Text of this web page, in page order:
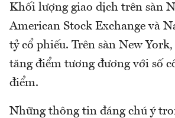
Khối lượng giao dịch trên sàn
American Stock Exchange và
tỷ cổ phiếu. Trên sàn New
tăng điểm tương đương với số
điểm.
Những thông tin đáng chú ý